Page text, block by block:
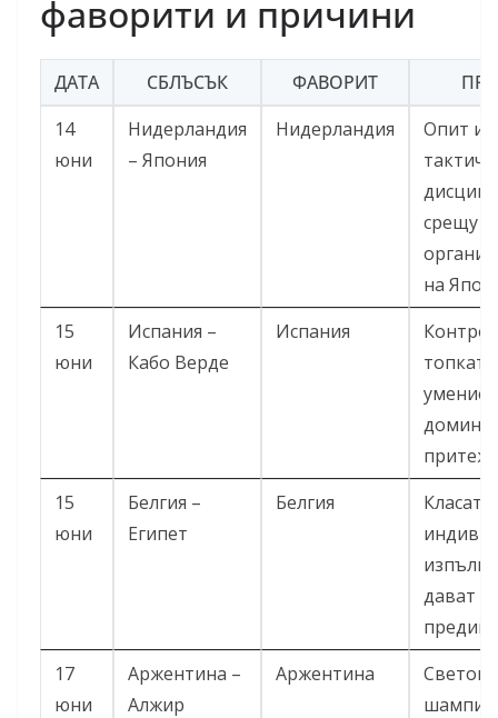
фаворити и причини
ДАТА СБЛЪСЪК ФАВОРИТ
14
юни
Нидерландия
– Япония
Нидерландия
Опит и
срещу
на
15
юни
Испания –
Кабо Верде
Испания
15
юни
Белгия –
Египет
Белгия
Класата
дават
17
юни
Аржентина –
Алжир
Аржентина